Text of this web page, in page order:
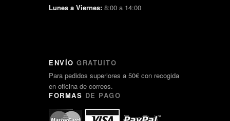
Lunes a Viernes: 8:00 a 14:00
ENVÍO GRATUITO
Para pedidos superiores a 50€ con recogida
en oficina de correos.
FORMAS DE PAGO